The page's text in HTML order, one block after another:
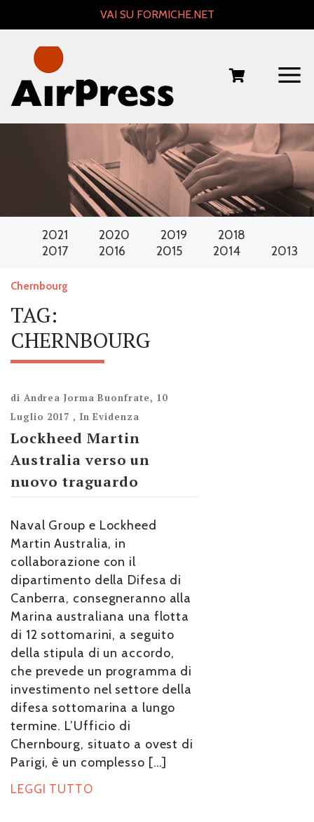
VAI SU FORMICHE.NET
2021 2020 2019
2018
2017
2016 2015 2014 2013
Chernbourg
TAG:
CHERNBOURG
di Andrea Jorma Buonfrate, 10
Luglio 2017 , In Evidenza
Lockheed Martin
Australia verso un
nuovo traguardo
Naval Group e Lockheed
Martin Australia, in
collaborazione con il
dipartimento della Difesa di
Canberra, consegneranno alla
Marina australiana una flotta
di 12 sottomarini, a seguito
della stipula di un accordo,
che prevede un programma di
investimento nel settore della
difesa sottomarina a lungo
termine. L’Ufficio di
Chernbourg, situato a ovest di
Parigi, è un complesso […]
LEGGI TUTTO